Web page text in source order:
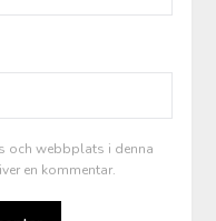
och webbplats i denna
en kommentar.